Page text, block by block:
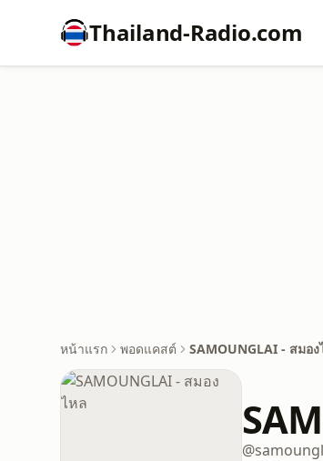
Thailand-Radio.com
หน้าแรก พอดแคสต์ SAMOUNGLAI - สมอง